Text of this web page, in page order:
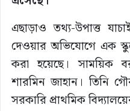
এছাড়াও তথ্য-উপাত্ত
দেওয়ার অভিযোগে এক
করা হয়েছে। সাময়িক
শারমিন জাহান। তিনি
সরকারি প্রাথমিক